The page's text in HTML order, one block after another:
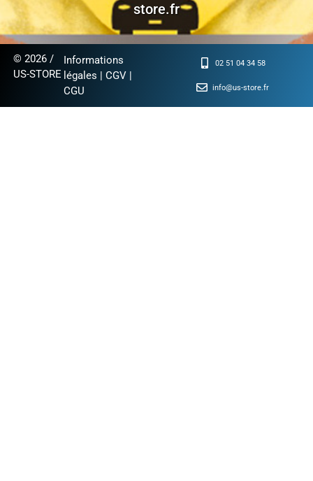
store.fr
© 2026 /
US-STORE
Informations
légales |CGV |
CGU
02 51 04 34 58
info@us-store.fr